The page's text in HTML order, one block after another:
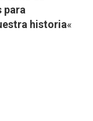
para
historia«